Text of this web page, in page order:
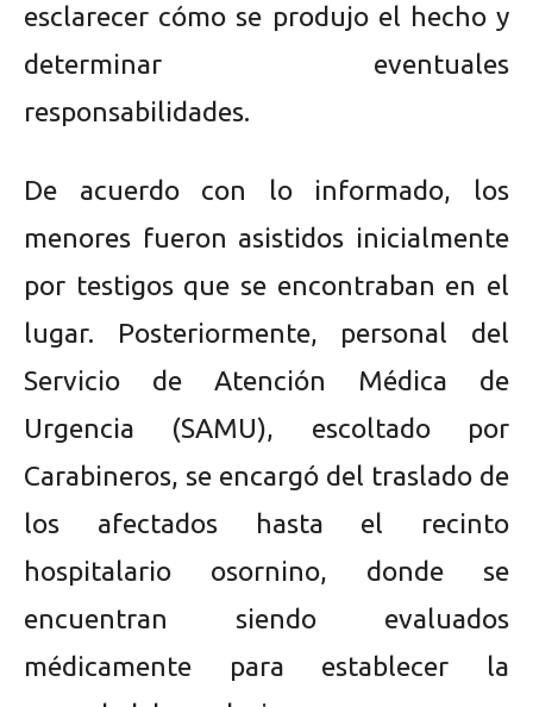
esclarecer cómo se produjo el hecho y
determinar eventuales
responsabilidades.
De acuerdo con lo informado, los
menores fueron asistidos inicialmente
por testigos que se encontraban en el
lugar. Posteriormente, personal del
Servicio de Atención Médica de
Urgencia (SAMU), escoltado por
Carabineros, se encargó del traslado de
los afectados hasta el recinto
hospitalario osornino, donde se
encuentran siendo evaluados
médicamente para establecer la